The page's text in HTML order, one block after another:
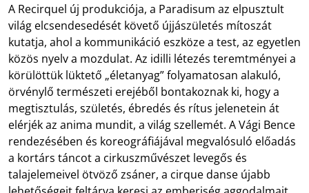
A Recirquel új produkciója, a Paradisum az elpusztult
világ elcsendesedését követő újjászületés mítoszát
kutatja, ahol a kommunikáció eszköze a test, az egyetlen
közös nyelv a mozdulat. Az idilli létezés teremtményei a
körülöttük lüktető „életanyag” folyamatosan alakuló,
örvénylő természeti erejéből bontakoznak ki, hogy a
megtisztulás, születés, ébredés és rítus jelenetein át
elérjék az anima mundit, a világ szellemét. A Vági Bence
rendezésében és koreográfiájával megvalósuló előadás
a kortárs táncot a cirkuszművészet levegős és
talajelemeivel ötvöző zsáner, a cirque danse újabb